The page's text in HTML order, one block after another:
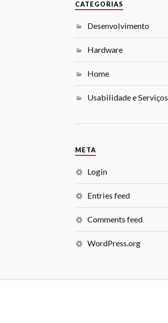
CATEGORIAS
Desenvolvimento
Hardware
Home
Usabilidade e Serviços
META
Login
Entries feed
Comments feed
WordPress.org